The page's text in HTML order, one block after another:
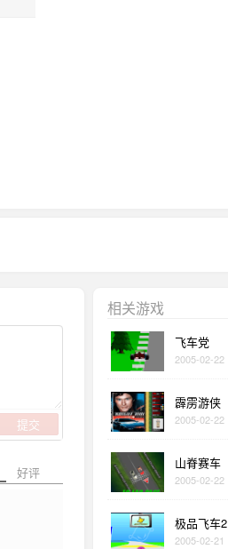
提交
好评
相关游戏
飞车党
2005-02-22
霹雳游侠
2005-02-22
山脊赛车
2005-02-22
极品飞车2
2005-02-21